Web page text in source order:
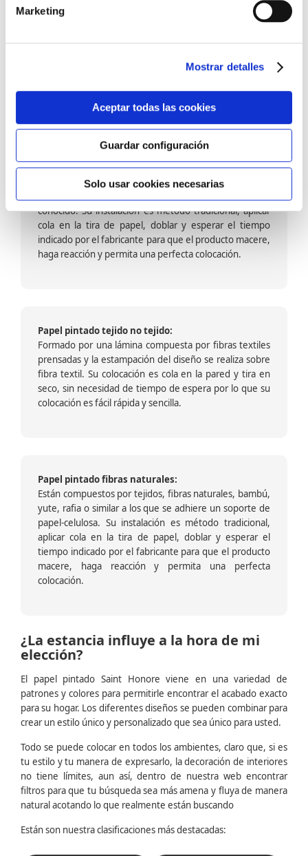
Marketing
Mostrar detalles
Aceptar todas las cookies
Guardar configuración
Solo usar cookies necesarias
barniz multiadherente en base agua. En zonas de
fuegos, se recomienda proteger con placas, silestone,
dado que el frotar en exceso dañaría el papel. Su
colocación es cola en la pared y tira en seco, sin
colocación es fácil rápida y sencilla.
Papel pintado calidad papel:
Formado por una capa de papel sobre un soporte de
conocido. Su instalación es método tradicional, aplicar
cola en la tira de papel, doblar y esperar el tiempo
indicado por el fabricante para que el producto macere,
haga reacción y permita una perfecta colocación.
Papel pintado tejido no tejido:
Formado por una lámina compuesta por fibras textiles
prensadas y la estampación del diseño se realiza sobre
fibra textil. Su colocación es cola en la pared y tira en
seco, sin necesidad de tiempo de espera por lo que su
colocación es fácil rápida y sencilla.
Papel pintado fibras naturales:
Están compuestos por tejidos, fibras naturales, bambú,
yute, rafia o similar a los que se adhiere un soporte de
papel-celulosa. Su instalación es método tradicional,
aplicar cola en la tira de papel, doblar y esperar el
tiempo indicado por el fabricante para que el producto
macere, haga reacción y permita una perfecta
colocación.
¿La estancia influye a la hora de mi
elección?
El papel pintado Saint Honore viene en una variedad de
patrones y colores para permitirle encontrar el acabado exacto
para su hogar. Los diferentes diseños se pueden combinar para
crear un estilo único y personalizado que sea único para usted.
Todo se puede colocar en todos los ambientes, claro que, si es
tu estilo y tu manera de expresarlo, la decoración de interiores
no tiene límites, aun así, dentro de nuestra web encontrar
filtros para que tu búsqueda sea más amena y fluya de manera
natural acotando lo que realmente están buscando
Están son nuestra clasificaciones más destacadas: